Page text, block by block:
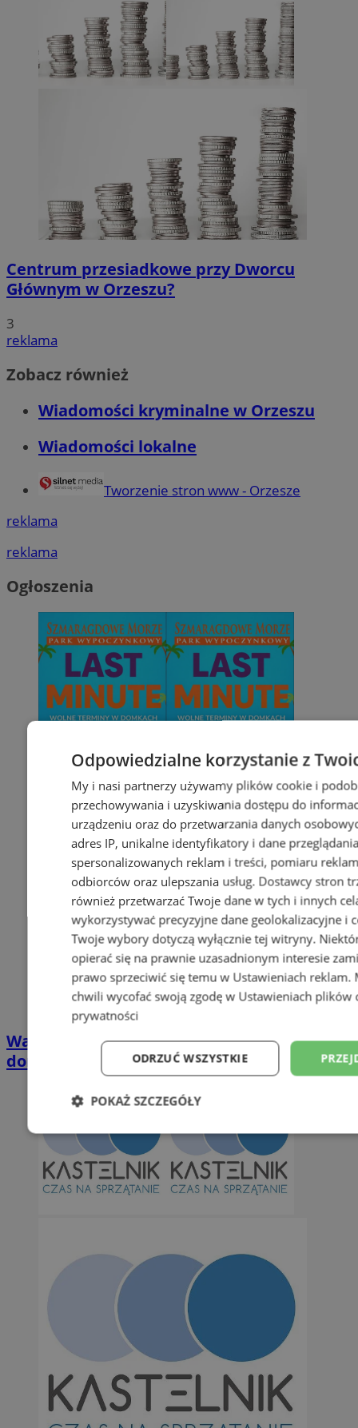
Centrum przesiadkowe przy Dworcu
Głównym w Orzeszu?
3
reklama
Zobacz również
Wiadomości kryminalne w Orzeszu
Wiadomości lokalne
Tworzenie stron www - Orzesze
reklama
reklama
Ogłoszenia
Wakacyjny wypoczynek nad Bałtykiem w
domkach Szmaragdowe Morze
Odpowiedzialne korzystanie z
My i nasi partnerzy używamy plików cookie i
przechowywania i uzyskiwania dostępu do
urządzeniu oraz do przetwarzania danych
adres IP, unikalne identyfikatory i dane
spersonalizowanych reklam i treści, pomiaru
odbiorców oraz ulepszania usług. Dostawcy stron
również przetwarzać Twoje dane w tych i innych
wykorzystywać precyzyjne dane geolokalizacyjne i
Twoje wybory dotyczą wyłącznie tej witryny.
opierać się na prawnie uzasadnionym interesie
prawo sprzeciwić się temu w Ustawieniach reklam.
chwili wycofać swoją zgodę w Ustawieniach plików
prywatności
ODRZUĆ WSZYSTKIE
POKAŻ SZCZEGÓŁY
Niezbędne Wydajność
Niesklasyfikowane
Wydajność
Niezbędne pliki cookie umożliwiają korzystanie z podstawowych
takich jak logowanie użytkownika i zarządzanie kontem. Bez
można prawidłowo korzystać ze strony internetowej.
Nazwa
Provider
Domena
SessID
orzesze.com.pl